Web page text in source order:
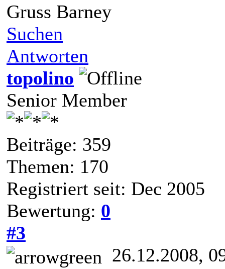
Gruss Barney
Suchen
Antworten
topolino
Senior Member
Beiträge: 359
Themen: 170
Registriert seit: Dec 2005
Bewertung: 0
#3
26.12.2008,